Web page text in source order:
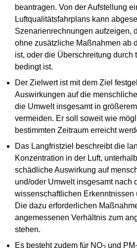
beantragen. Von der Aufstellung
Luftqualitätsfahrplans kann
Szenarienrechnungen aufzeigen,
ohne zusätzliche Maßnahmen ab
ist, oder die Überschreitung durch
bedingt ist.
Der Zielwert ist mit dem Ziel
Auswirkungen auf die
die Umwelt insgesamt in
vermeiden. Er soll soweit wie
bestimmten Zeitraum erreicht
Das Langfristziel beschreibt die
Konzentration in der Luft,
schädliche Auswirkung auf
und/oder Umwelt insgesamt nach
wissenschaftlichen Erkenntnissen
Die dazu erforderlichen
angemessenen Verhältnis zum
stehen.
Es besteht zudem für NO und PM